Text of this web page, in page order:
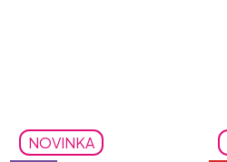
NOVINKA